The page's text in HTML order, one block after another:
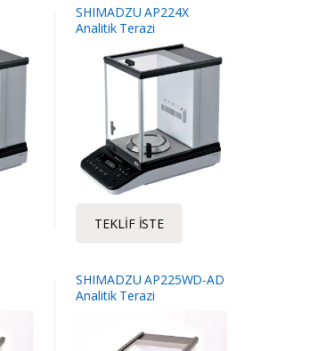
SHIMADZU AP224X
Analitik Terazi
TEKLIF İSTE
SHIMADZU AP225WD-AD
Analitik Terazi